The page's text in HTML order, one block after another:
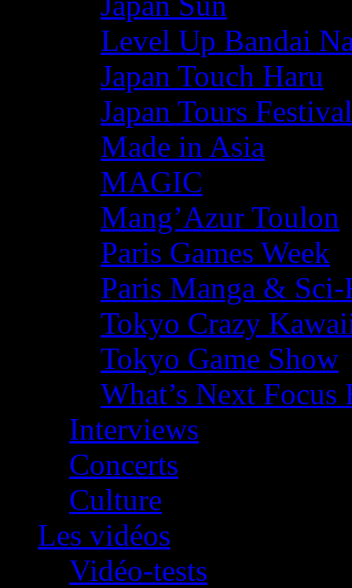
Level Up Bandai
Japan Touch Haru
Japan Tours Festival
Made in Asia
MAGIC
Mang’Azur Toulon
Paris Games Week
Paris Manga &
Tokyo Crazy
Tokyo Game Show
What’s Next
Interviews
Concerts
Culture
Les vidéos
Vidéo-tests